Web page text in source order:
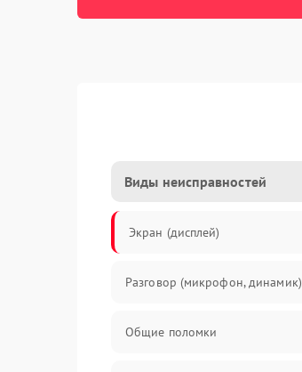
Виды неисправностей
Экран (дисплей)
Разговор (микрофон, динамик)
Общие поломки